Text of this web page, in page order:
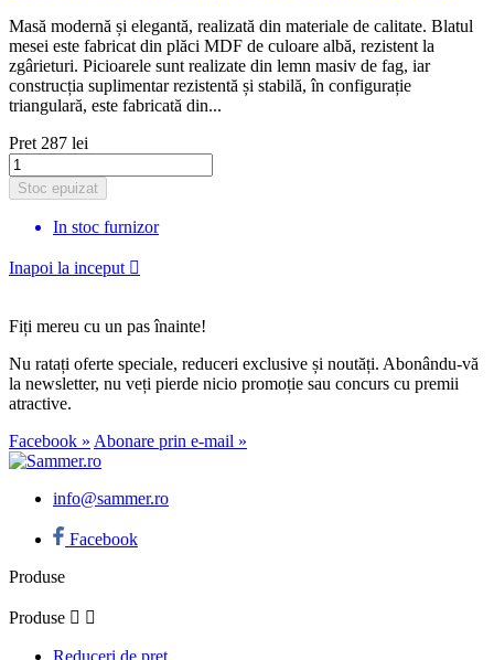
Masă modernă și elegantă, realizată din materiale de calitate. Blatul
mesei este fabricat din plăci MDF de culoare albă, rezistent la
zgârieturi. Picioarele sunt realizate din lemn masiv de fag, iar
construcția suplimentar rezistentă și stabilă, în configurație
triangulară, este fabricată din...
Pret 287 lei
Stoc epuizat
In stoc furnizor
Inapoi la inceput 
Fiți mereu cu un pas înainte!
Nu ratați oferte speciale, reduceri exclusive și noutăți. Abonându-vă
la newsletter, nu veți pierde nicio promoție sau concurs cu premii
atractive.
Facebook » Abonare prin e-mail »
info@sammer.ro
Facebook
Produse
Produse  
Reduceri de pret